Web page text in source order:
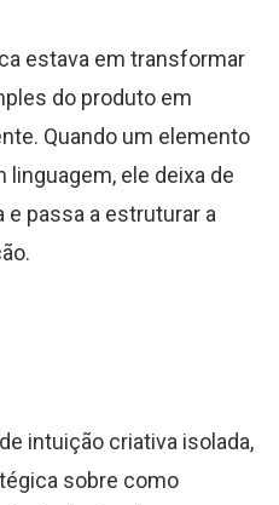
estava em transformar
do produto em
Quando um elemento
ele deixa de
passa a estruturar a
intuição criativa isolada,
sobre como